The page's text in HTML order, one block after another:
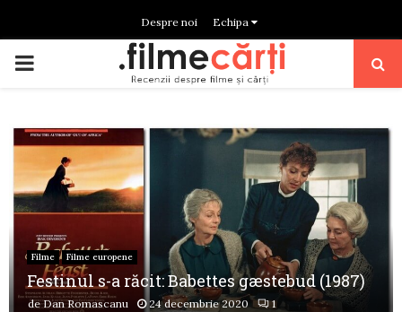
Despre noi Echipa
PRIMARY
Filme Filme europene
Festinul s-a răcit: Babettes gæstebud (1987)
deDan Romascanu 24 decembrie 2020 1